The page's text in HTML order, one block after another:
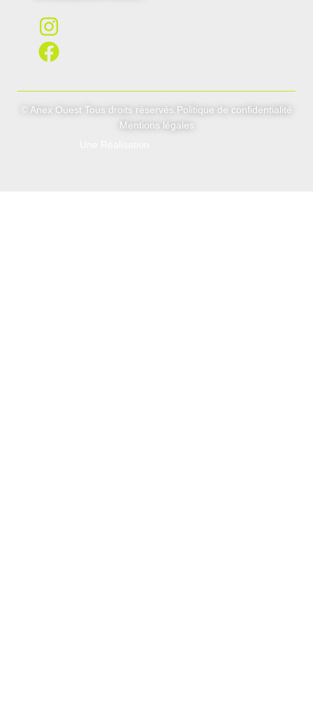
© Anex Ouest Tous droits réservés. Politique de confidentialité
Mentions légales